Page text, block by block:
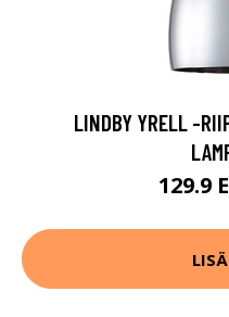
LINDBY YRELL -
129.9